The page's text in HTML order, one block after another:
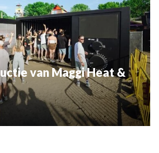
van Maggi Heat &